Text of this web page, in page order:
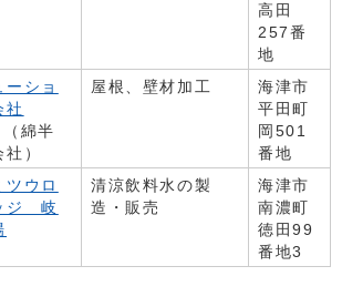
高田
257番
地
ショ
社
（綿半
）
屋根、壁材加工
海津市
平田町
岡501
番地
ツウロ
ジ 岐
清涼飲料水の製
造・販売
海津市
南濃町
徳田99
番地3